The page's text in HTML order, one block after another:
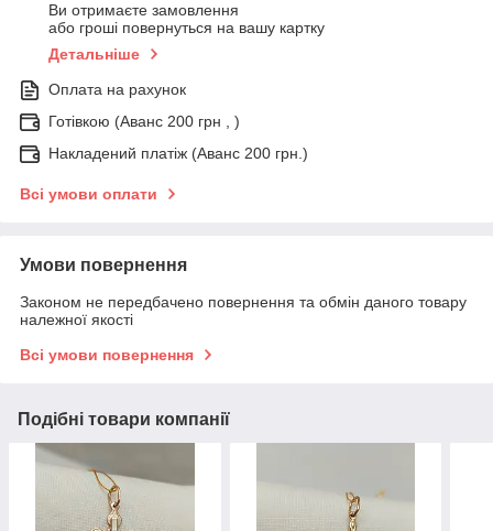
Ви отримаєте замовлення
або гроші повернуться на вашу картку
Детальніше
Оплата на рахунок
Готівкою (Аванс 200 грн , )
Накладений платіж (Аванс 200 грн.)
Всі умови оплати
Умови повернення
Законом не передбачено повернення та обмін даного товару
належної якості
Всі умови повернення
Подібні товари компанії